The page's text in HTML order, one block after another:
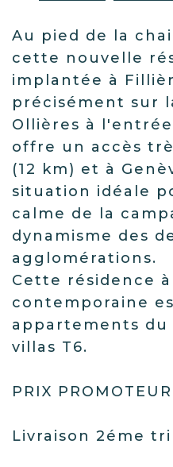
Au pied de la
cette nouvelle
implantée à
précisément sur
Ollières à
offre un accès
(12 km) et à
situation idéale
calme de la
dynamisme des
agglomérations.
Cette résidence
contemporaine
appartements du
villas T6.
PRIX PROMOTEUR
Livraison 2éme